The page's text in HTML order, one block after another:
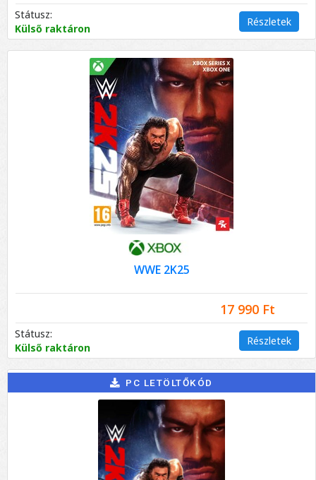
Státusz:
Külső raktáron
Részletek
WWE 2K25
17 990 Ft
Státusz:
Külső raktáron
Részletek
PC LETÖLTŐKÓD